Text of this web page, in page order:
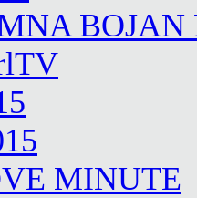
BOJAN
MINUTE